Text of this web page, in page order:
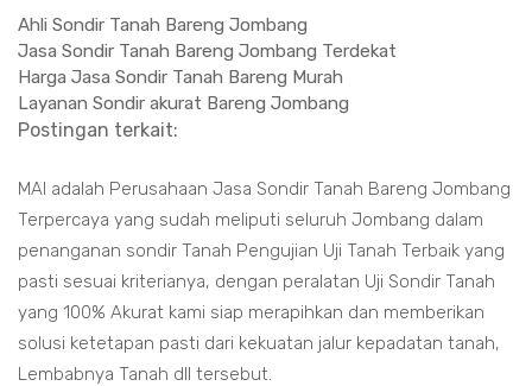
Ahli Sondir Tanah Bareng Jombang
Jasa Sondir Tanah Bareng Jombang Terdekat
Harga Jasa Sondir Tanah Bareng Murah
Layanan Sondir akurat Bareng Jombang
Postingan terkait:
MAI adalah Perusahaan Jasa Sondir Tanah Bareng Jombang
Terpercaya yang sudah meliputi seluruh Jombang dalam
penanganan sondir Tanah Pengujian Uji Tanah Terbaik yang
pasti sesuai kriterianya, dengan peralatan Uji Sondir Tanah
yang 100% Akurat kami siap merapihkan dan memberikan
solusi ketetapan pasti dari kekuatan jalur kepadatan tanah,
Lembabnya Tanah dll tersebut.